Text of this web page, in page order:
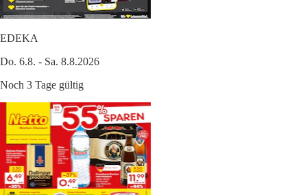
EDEKA
Do. 6.8. - Sa. 8.8.2026
Noch 3 Tage gültig